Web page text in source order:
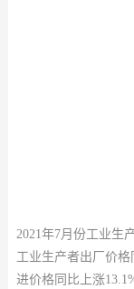
2021年7月份工业生
工业生产者出厂价
进价格同比上涨